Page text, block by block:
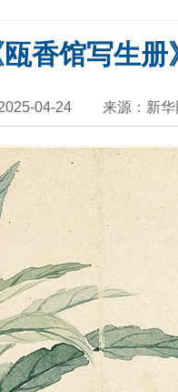
香馆写生册
04-24 来源：新华